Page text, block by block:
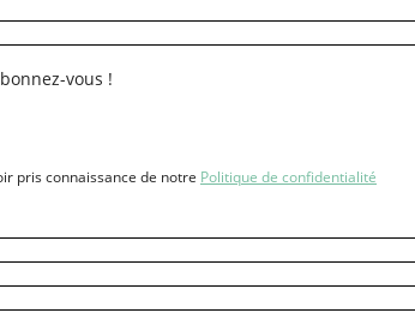
vous !
pris connaissance de notre Politique de confidentialité